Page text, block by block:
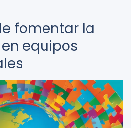
fomentar la
equipos